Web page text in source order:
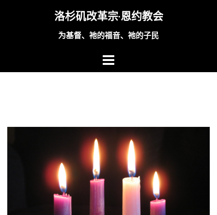
洛杉矶改革宗·恩约教会
为基督、祂的福音、祂的子民